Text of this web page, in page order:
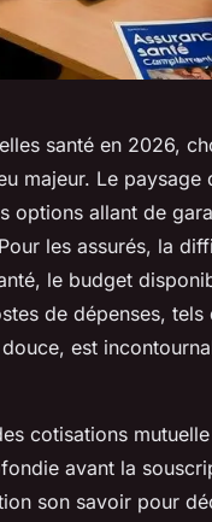
santé en 2026,
majeur. Le paysage
options allant de
les assurés, la
le budget
de dépenses, tels
est
cotisations
avant la
son savoir pour